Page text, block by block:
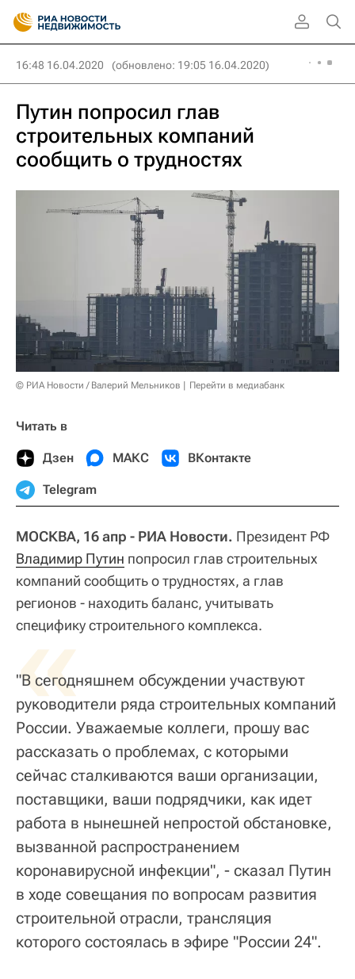
16:48 16.04.2020 (обновлено: 19:05 16.04.2020)
Путин попросил глав
строительных компаний
сообщить о трудностях
© РИА Новости / Валерий Мельников Перейти в медиабанк
Читать в
Дзен МАКС ВКонтакте
Telegram
МОСКВА, 16 апр - РИА Новости. Президент РФ
Владимир Путин попросил глав строительных
компаний сообщить о трудностях, а глав
регионов - находить баланс, учитывать
специфику строительного комплекса.
«
"В сегодняшнем обсуждении участвуют
руководители ряда строительных компаний
России. Уважаемые коллеги, прошу вас
рассказать о проблемах, с которыми
сейчас сталкиваются ваши организации,
поставщики, ваши подрядчики, как идет
работа в нынешней непростой обстановке,
вызванной распространением
коронавирусной инфекции", - сказал Путин
в ходе совещания по вопросам развития
строительной отрасли, трансляция
которого состоялась в эфире "России 24".